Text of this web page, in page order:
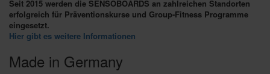
Seit 2015 werden die SENSOBOARDS an zahlreichen Standorten
erfolgreich für Präventionskurse und Group-Fitness Programme
eingesetzt.
Hier gibt es weitere Informationen
Made in Germany